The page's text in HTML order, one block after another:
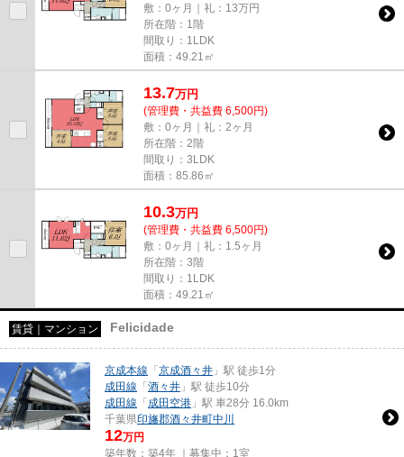
敷：0ヶ月｜礼：13万円
所在階：1階
間取り：1LDK
面積：49.21㎡
13.7万円
(管理費・共益費 6,500円)
敷：0ヶ月｜礼：2ヶ月
所在階：2階
間取り：3LDK
面積：85.86㎡
10.3万円
(管理費・共益費 6,500円)
敷：0ヶ月｜礼：1.5ヶ月
所在階：3階
間取り：1LDK
面積：49.21㎡
賃貸｜マンション Felicidade
京成本線 「京成酒々井 」駅 徒歩1分
成田線 「酒々井 」駅 徒歩10分
成田線 「成田空港 」駅 車28分 16.0km
千葉県印旛郡酒々井町中川
12万円
築年数：築4年 ｜募集中： 1室